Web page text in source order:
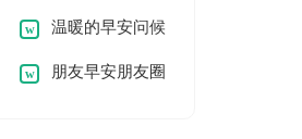
安微信问候语
温暖的早安问候
语短信47条
朋友早安朋友圈